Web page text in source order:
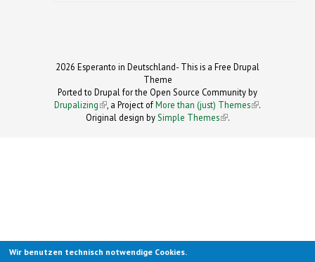
2026 Esperanto in Deutschland- This is a Free Drupal
Theme
Ported to Drupal for the Open Source Community by
Drupalizing(link is external)
, a Project ofMore than (just) Themes (link is
.
Original design by Simple Themes
(link is
.
Wir benutzen technisch notwendige Cookies.